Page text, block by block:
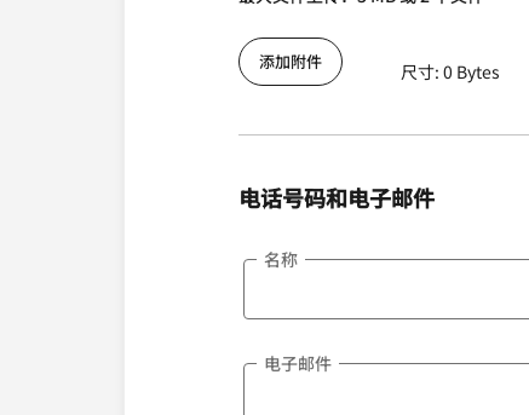
添加附件 尺寸: 0 Bytes
电话号码和电子邮件
名称
电子邮件